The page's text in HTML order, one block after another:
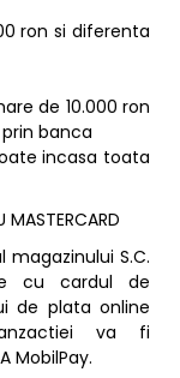
ron si diferenta
de 10.000 ron
banca
incasa toata
MASTERCARD
S.C.
cu cardul de
de plata online
va fi
MobilPay.